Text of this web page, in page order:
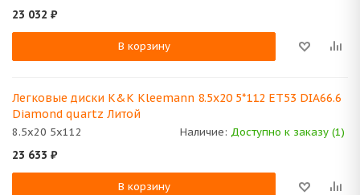
23 032 ₽
В корзину
Легковые диски K&K Kleemann 8.5x20 5*112 ET53 DIA66.6
Diamond quartz Литой
8.5x20 5x112 Наличие: Доступно к заказу (1)
23 633 ₽
В корзину